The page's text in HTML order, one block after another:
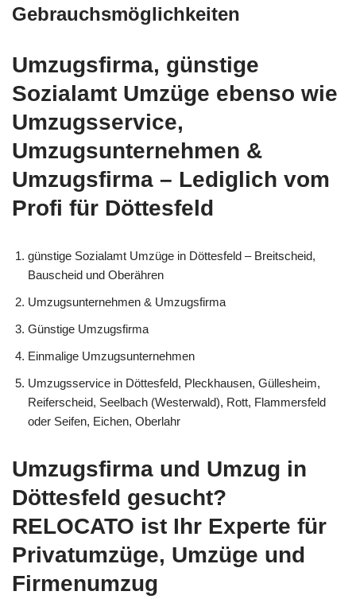
Gebrauchsmöglichkeiten
Umzugsfirma, günstige
Sozialamt Umzüge ebenso wie
Umzugsservice,
Umzugsunternehmen &
Umzugsfirma – Lediglich vom
Profi für Döttesfeld
günstige Sozialamt Umzüge in Döttesfeld – Breitscheid,
Bauscheid und Oberähren
Umzugsunternehmen & Umzugsfirma
Günstige Umzugsfirma
Einmalige Umzugsunternehmen
Umzugsservice in Döttesfeld, Pleckhausen, Güllesheim,
Reiferscheid, Seelbach (Westerwald), Rott, Flammersfeld
oder Seifen, Eichen, Oberlahr
Umzugsfirma und Umzug in
Döttesfeld gesucht?
RELOCATO ist Ihr Experte für
Privatumzüge, Umzüge und
Firmenumzug